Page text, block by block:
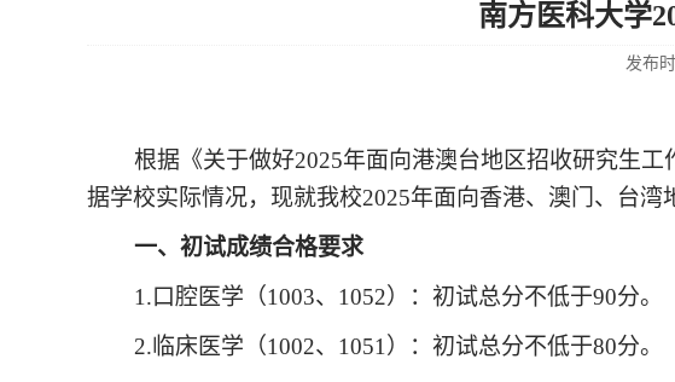
南方医科大学
发布
根据《关于做好2025年面向港澳台地区招收研究生
据学校实际情况，现就我校2025年面向香港、澳门、台湾
一、初试成绩合格要求
1.口腔医学（1003、1052）：初试总分不低于90分。
2.临床医学（1002、 1051 ）：初试总分不低于80分。